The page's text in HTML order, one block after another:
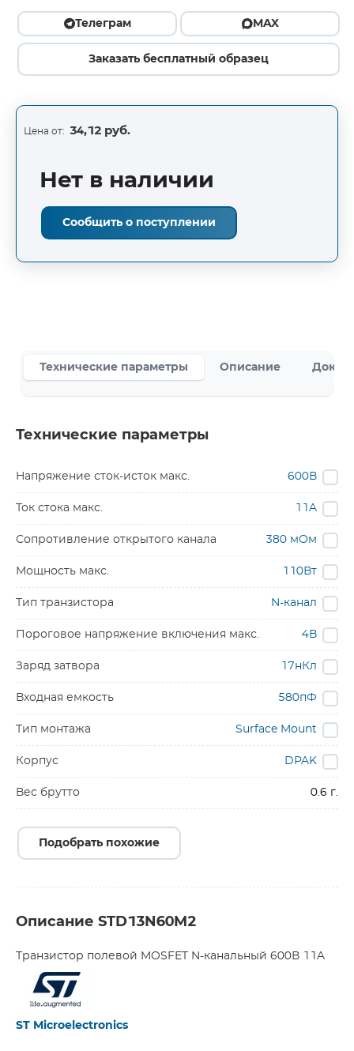
Телеграм MAX
Заказать бесплатный образец
Цена от: 34,12 руб.
Нет в наличии
Сообщить о поступлении
Технические параметры Описание
Технические параметры
Напряжение сток-исток макс. 600В
Ток стока макс. 11A
Сопротивление открытого канала 380 мОм
Мощность макс. 110Вт
Тип транзистора N-канал
Пороговое напряжение включения макс. 4В
Заряд затвора 17нКл
Входная емкость 580пФ
Тип монтажа Surface Mount
Корпус DPAK
Вес брутто 0.6 г.
Подобрать похожие
Описание STD13N60M2
Транзистор полевой MOSFET N-канальный 600В 11A
ST Microelectronics